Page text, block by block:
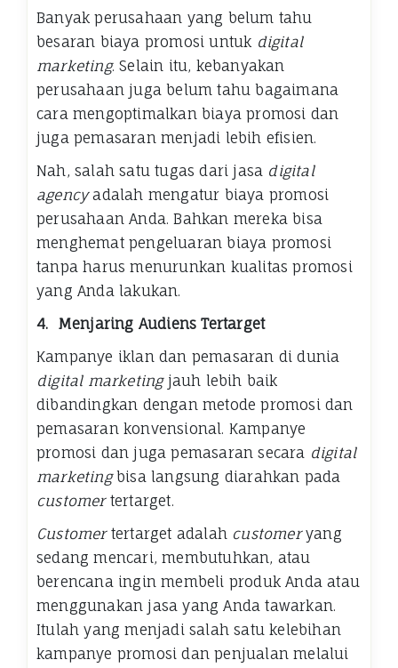
Banyak perusahaan yang belum tahu
besaran biaya promosi untuk digital
marketing. Selain itu, kebanyakan
perusahaan juga belum tahu bagaimana
cara mengoptimalkan biaya promosi dan
juga pemasaran menjadi lebih efisien.
Nah, salah satu tugas dari jasa digital
agencyadalah mengatur biaya promosi
perusahaan Anda. Bahkan mereka bisa
menghemat pengeluaran biaya promosi
tanpa harus menurunkan kualitas promosi
yang Anda lakukan.
4. Menjaring Audiens Tertarget
Kampanye iklan dan pemasaran di dunia
digital marketing jauh lebih baik
dibandingkan dengan metode promosi dan
pemasaran konvensional. Kampanye
promosi dan juga pemasaran secara digital
marketingbisa langsung diarahkan pada
customer tertarget.
Customer tertarget adalah customeryang
sedang mencari, membutuhkan, atau
berencana ingin membeli produk Anda atau
menggunakan jasa yang Anda tawarkan.
Itulah yang menjadi salah satu kelebihan
kampanye promosi dan penjualan melalui